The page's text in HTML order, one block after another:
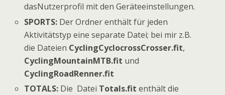
dasNutzerprofil mit den Geräteeinstellungen.
SPORTS: Der Ordner enthält für jeden
Aktivitätstyp eine separate Datei; bei mir z.B.
die Dateien CyclingCyclocrossCrosser.fit,
CyclingMountainMTB.fit und
CyclingRoadRenner.fit
TOTALS: Die Datei Totals.fit enthält die